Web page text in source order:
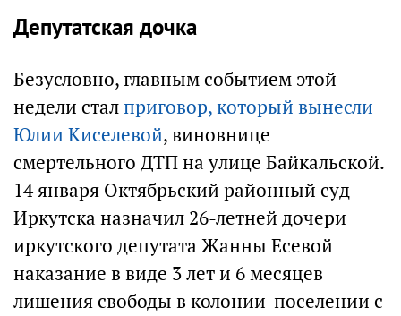
Депутатская дочка
Безусловно, главным событием этой
недели сталприговор, который вынесли
Юлии Киселевой, виновнице
смертельного ДТП на улице Байкальской.
14 января Октябрьский районный суд
Иркутска назначил 26-летней дочери
иркутского депутата Жанны Есевой
наказание в виде 3 лет и 6 месяцев
лишения свободы в колонии-поселении с